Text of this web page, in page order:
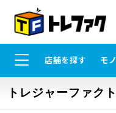
店舗を探す モ
トレジャーファク